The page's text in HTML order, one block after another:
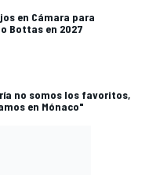
en Cámara para
Bottas en 2027
no somos los favoritos,
en Mónaco"